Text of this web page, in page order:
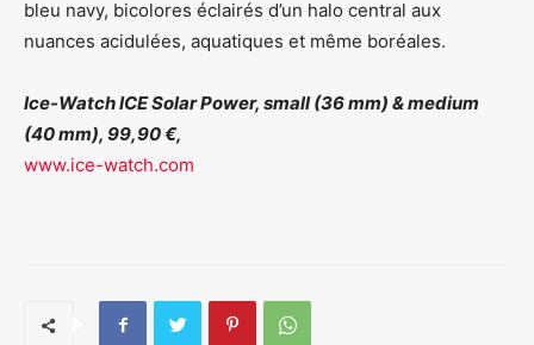
bleu navy, bicolores éclairés d’un halo central aux
nuances acidulées, aquatiques et même boréales.
Ice-Watch ICE Solar Power, small (36 mm) & medium
(40 mm), 99,90 €,
www.ice-watch.com